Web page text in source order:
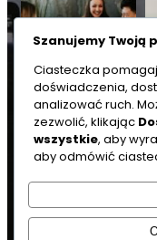
Szanujemy Twoją
Ciasteczka
doświadczenia,
analizować ruch.
zezwolić, klikając
wszystkie, aby
aby odmówić